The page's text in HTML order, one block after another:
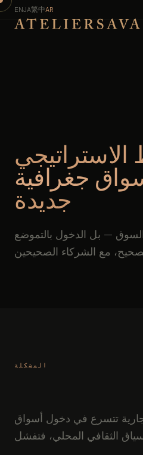
ENJA繁中AR
الاستراتيجي
جغرافية
جديدة
— بل الدخول بالتموضع
المشكلة
تتسرع في دخول أسواق